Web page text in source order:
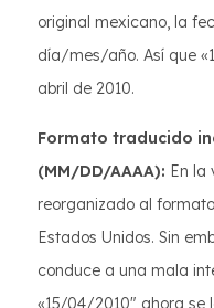
original mexicano, la
día/mes/año. Así que
abril de 2010.
Formato traducido
(MM/DD/AAAA): En la
reorganizado al
Estados Unidos. Sin
conduce a una mala
«15/04/2010" ahora se